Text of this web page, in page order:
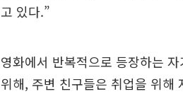
고 있다.”
영화에서 반복적으로 등장하는
위해, 주변 친구들은 취업을 위해